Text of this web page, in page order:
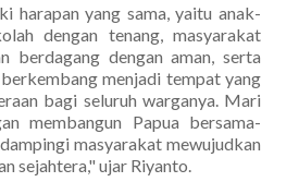
harapan yang sama, yaitu anak-
dengan tenang, masyarakat
berdagang dengan aman, serta
menjadi tempat yang
bagi seluruh warganya. Mari
membangun Papua bersama-
masyarakat mewujudkan
sejahtera," ujar Riyanto.